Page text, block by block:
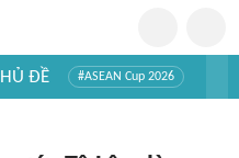
ĐỀ #ASEAN Cup 2026